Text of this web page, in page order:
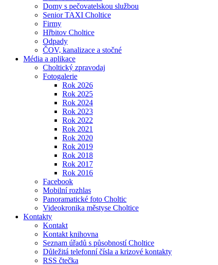
Domy s pečovatelskou službou
Senior TAXI Choltice
Firmy
Hřbitov Choltice
Odpady
ČOV, kanalizace a stočné
Média a aplikace
Choltický zpravodaj
Fotogalerie
Rok 2026
Rok 2025
Rok 2024
Rok 2023
Rok 2022
Rok 2021
Rok 2020
Rok 2019
Rok 2018
Rok 2017
Rok 2016
Facebook
Mobilní rozhlas
Panoramatické foto Choltic
Videokronika městyse Choltice
Kontakty
Kontakt
Kontakt knihovna
Seznam úřadů s působností Choltice
Důležitá telefonní čísla a krizové kontakty
RSS čtečka